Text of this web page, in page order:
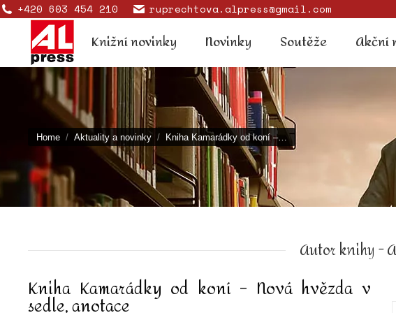
+420 603 454 210 ruprechtova.alpress@gmail.com
Knižní novinky Novinky Soutěže Akční
You are here:
Home Aktuality a novinky Kniha Kamarádky od koní –…
Autor knihy -
Kniha Kamarádky od koní – Nová hvězda v
sedle, anotace
Knižní novinky Novinky Soutěže